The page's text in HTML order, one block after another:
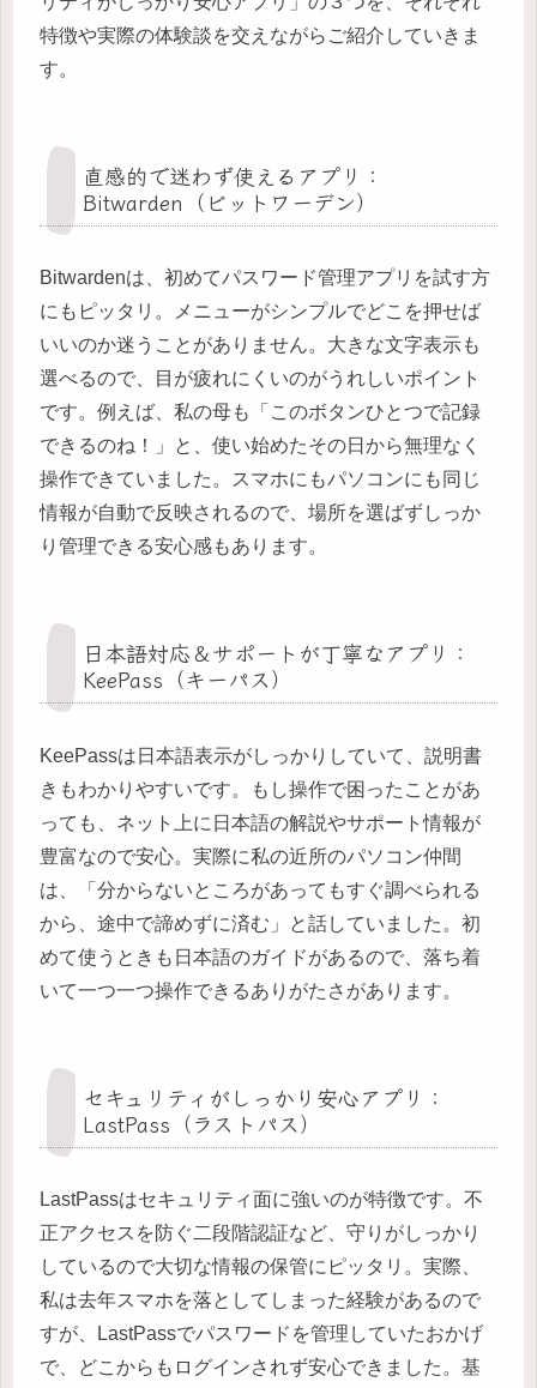
特徴や実際の体験談を交えながらご紹介していきま
す。
直感的で迷わず使えるアプリ：
Bitwarden（ビットワーデン）
Bitwardenは、初めてパスワード管理アプリを試す方
にもピッタリ。メニューがシンプルでどこを押せば
いいのか迷うことがありません。大きな文字表示も
選べるので、目が疲れにくいのがうれしいポイント
です。例えば、私の母も「このボタンひとつで記録
できるのね！」と、使い始めたその日から無理なく
操作できていました。スマホにもパソコンにも同じ
情報が自動で反映されるので、場所を選ばずしっか
り管理できる安心感もあります。
日本語対応＆サポートが丁寧なアプリ：
KeePass（キーパス）
KeePassは日本語表示がしっかりしていて、説明書
きもわかりやすいです。もし操作で困ったことがあ
っても、ネット上に日本語の解説やサポート情報が
豊富なので安心。実際に私の近所のパソコン仲間
は、「分からないところがあってもすぐ調べられる
から、途中で諦めずに済む」と話していました。初
めて使うときも日本語のガイドがあるので、落ち着
いて一つ一つ操作できるありがたさがあります。
セキュリティがしっかり安心アプリ：
LastPass（ラストパス）
LastPassはセキュリティ面に強いのが特徴です。不
正アクセスを防ぐ二段階認証など、守りがしっかり
しているので大切な情報の保管にピッタリ。実際、
私は去年スマホを落としてしまった経験があるので
すが、LastPassでパスワードを管理していたおかげ
で、どこからもログインされず安心できました。基